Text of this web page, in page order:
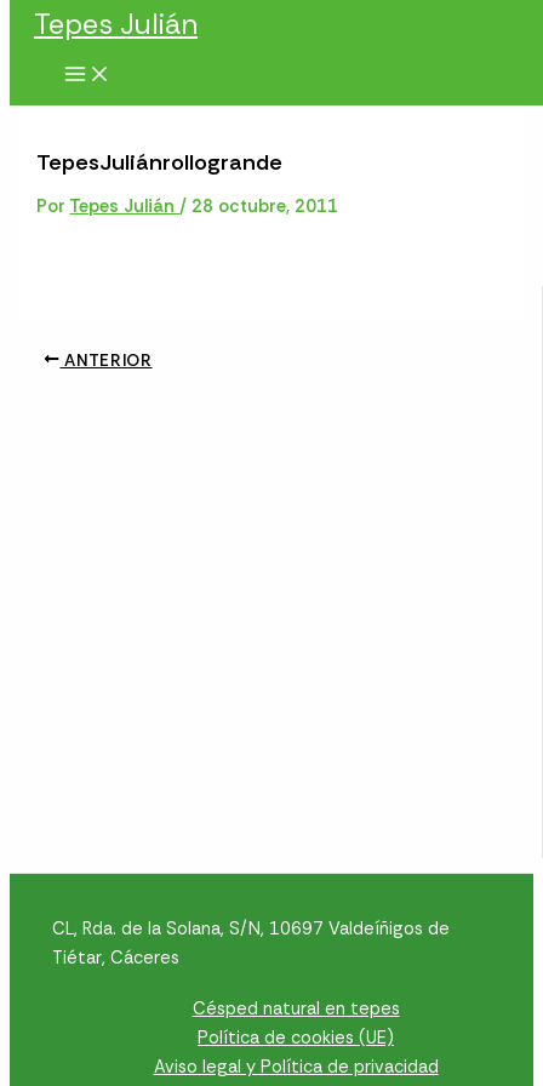
Ir al contenido
Tepes Julián
TepesJuliánrollogrande
Por Tepes Julián/ 28 octubre, 2011
ANTERIOR
CL, Rda. de la Solana, S/N, 10697 Valdeíñigos de
Tiétar, Cáceres
Césped natural en tepes
Política de cookies (UE)
Aviso legal y Política de privacidad